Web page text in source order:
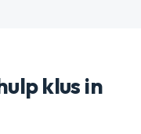
klus in